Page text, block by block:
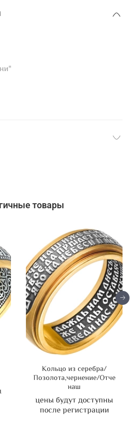
товары
Кольцо из серебра/
Позолота,чернение/Отче
наш
цены будут доступны
после регистрации